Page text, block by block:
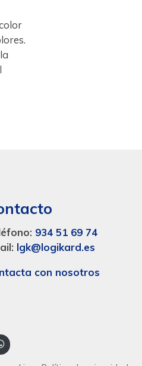
934 51 69 74
lgk@logikard.es
con nosotros